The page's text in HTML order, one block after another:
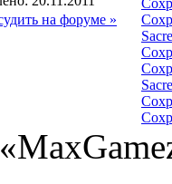
на форуме »